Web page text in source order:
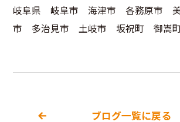
岐阜県 岐阜市 海津市 各務原市
市 多治見市 土岐市 坂祝町 御嵩
ブログ一覧に戻る